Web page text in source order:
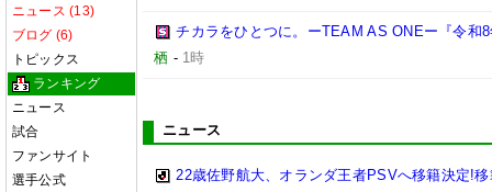
ニュース (13)
ブログ (6)
トピックス
ランキング
ニュース
試合
ファンサイト
選手公式
チカラをひとつに。ーTEAM AS ONEー『令和
栖 - 1時
ニュース
22歳佐野航大、オランダ王者PSVへ移籍決定!